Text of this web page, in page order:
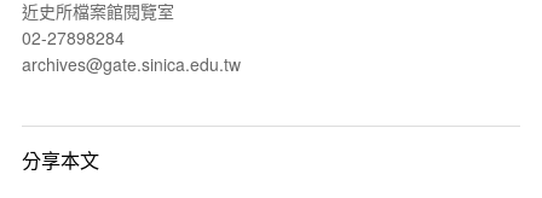
近史所檔案館閱覽室
02-27898284
archives@gate.sinica.edu.tw
分享本文